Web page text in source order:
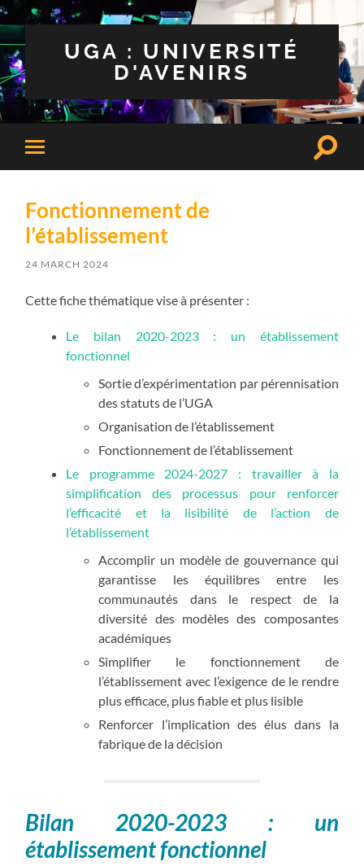
UGA : UNIVERSITÉ
D'AVENIRS
Toggle
mobile
Toggle
Fonctionnement de
l’établissement
24 MARCH 2024
Cette fiche thématique vise à présenter :
Le bilan 2020-2023 : un établissement
fonctionnel
Sortie d’expérimentation par pérennisation
des statuts de l’UGA
Organisation de l’établissement
Fonctionnement de l’établissement
Le programme 2024-2027 : travailler à la
simplification des processus pour renforcer
l’efficacité et la lisibilité de l’action de
l’établissement
Accomplir un modèle de gouvernance qui
garantisse les équilibres entre les
communautés dans le respect de la
diversité des modèles des composantes
académiques
Simplifier le fonctionnement de
l’établissement avec l’exigence de le rendre
plus efficace, plus fiable et plus lisible
Renforcer l’implication des élus dans la
fabrique de la décision
Bilan 2020-2023 : un
établissement fonctionnel